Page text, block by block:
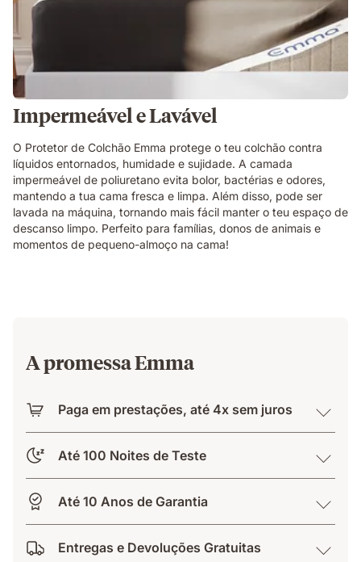
Impermeável e Lavável
O Protetor de Colchão Emma protege o teu colchão contra
líquidos entornados, humidade e sujidade. A camada
impermeável de poliuretano evita bolor, bactérias e odores,
mantendo a tua cama fresca e limpa. Além disso, pode ser
lavada na máquina, tornando mais fácil manter o teu espaço de
descanso limpo. Perfeito para famílias, donos de animais e
momentos de pequeno-almoço na cama!
A promessa Emma
Paga em prestações, até 4x sem juros
Até 100 Noites de Teste
Até 10 Anos de Garantia
Entregas e Devoluções Gratuitas